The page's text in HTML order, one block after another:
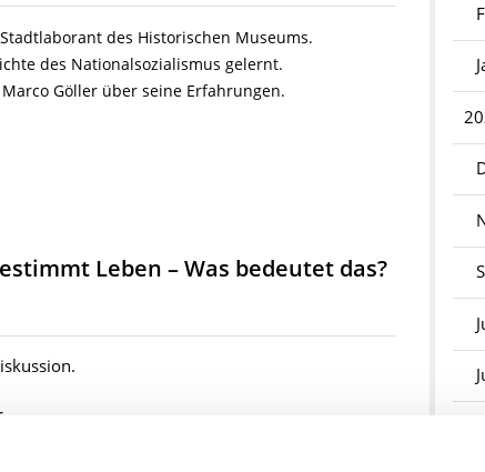
des Historischen Museums.
des Nationalsozialismus gelernt.
Göller über seine Erfahrungen.
Leben – Was bedeutet das?
Lebenshilfe Frankfurt und der Katholischen